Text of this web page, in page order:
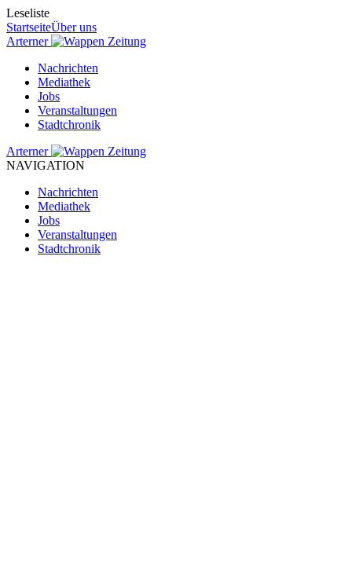
Leseliste
StartseiteÜber uns
Arterner
Zeitung
Nachrichten
Mediathek
Jobs
Veranstaltungen
Stadtchronik
Arterner
Zeitung
NAVIGATION
Nachrichten
Mediathek
Jobs
Veranstaltungen
Stadtchronik